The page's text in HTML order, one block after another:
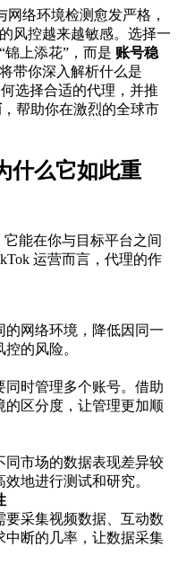
网络环境检测愈发严格，
风控越来越敏感。选择一
上添花”，而是 账号稳
带你深入解析什么是
选择合适的代理，并推
，帮助你在激烈的全球市
什么它如此重
能在你与目标平台之间
运营而言，代理的作
网络环境，降低因同一
的风险。
同时管理多个账号。借助
的区分度，让管理更加顺
同市场的数据表现差异较
地进行测试和研究。
采集视频数据、互动数
中断的几率，让数据采集